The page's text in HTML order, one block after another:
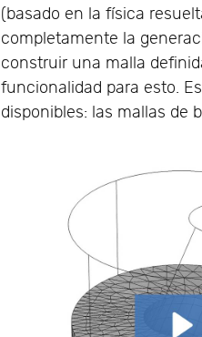
(basado en la física
completamente la
construir una malla
funcionalidad para esto.
disponibles: las mallas de